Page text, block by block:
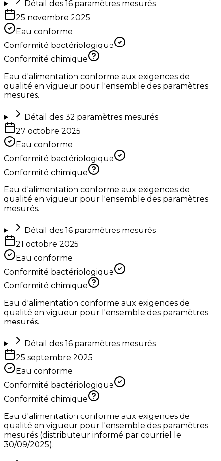
Détail des 16paramètres mesurés
25 novembre 2025
Eau conforme
Conformité bactériologique
Conformité chimique
Eau d'alimentation conforme aux exigences de
qualité en vigueur pour l'ensemble des paramètres
mesurés.
Détail des 32 paramètres mesurés
27 octobre 2025
Eau conforme
Conformité bactériologique
Conformité chimique
Eau d'alimentation conforme aux exigences de
qualité en vigueur pour l'ensemble des paramètres
mesurés.
Détail des 16paramètres mesurés
21 octobre 2025
Eau conforme
Conformité bactériologique
Conformité chimique
Eau d'alimentation conforme aux exigences de
qualité en vigueur pour l'ensemble des paramètres
mesurés.
Détail des 16paramètres mesurés
25 septembre 2025
Eau conforme
Conformité bactériologique
Conformité chimique
Eau d'alimentation conforme aux exigences de
qualité en vigueur pour l'ensemble des paramètres
mesurés (distributeur informé par courriel le
30/09/2025).